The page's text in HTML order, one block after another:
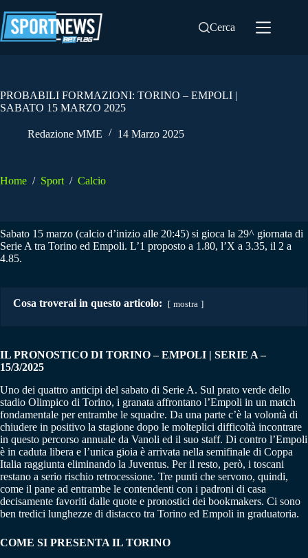
al
contenuto
Cerca
PROBABILI FORMAZIONI: TORINO – EMPOLI |
SABATO 15 MARZO 2025
Redazione MME 14 Marzo 2025
Home / Sport / Calcio
Sabato 15 marzo (calcio d’inizio alle 20:45) si gioca la 29^ giornata di
Serie A tra Torino ed Empoli. L’1 proposto a 1.80, l’X a 3.35, il 2 a
4.85.
Cosa troverai in questo articolo: mostra
IL PRONOSTICO DI TORINO – EMPOLI | SERIE A –
15/3/2025
Uno dei quattro anticipi del sabato di Serie A. Sul prato verde dello
stadio Olimpico di Torino, i granata affrontano l’Empoli in un match
fondamentale per entrambe le squadre. Da una parte c’è la volontà di
chiudere in positivo la stagione dopo le molteplici difficoltà incontrare
in questo percorso annuale da Vanoli ed il suo staff. Di contro l’Empoli
è in caduta libera e l’unica gioia è arrivata nella semifinale di Coppa
Italia raggiunta eliminando la Juventus. Per il resto, però, i toscani
restano a serio rischio retrocessione. Tre punti che servono, quindi,
come il pane ad entrambe le contendenti con i padroni di casa
decisamente favoriti dalle quote e pronostici dei bookmakers. Ci sono
ben tredici lunghezze di distacco tra Torino ed Empoli in graduatoria.
COME SI PRESENTA IL TORINO